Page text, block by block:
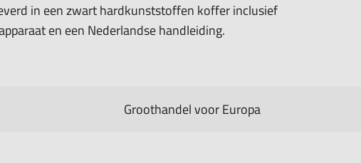
in een zwart hardkunststoffen koffer inclusief
en een Nederlandse handleiding.
Groothandel voor Europa